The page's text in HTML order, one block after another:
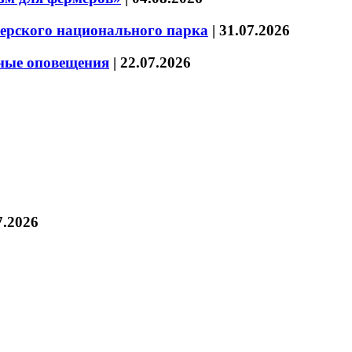
национального парка | 31.07.2026
оповещения | 22.07.2026